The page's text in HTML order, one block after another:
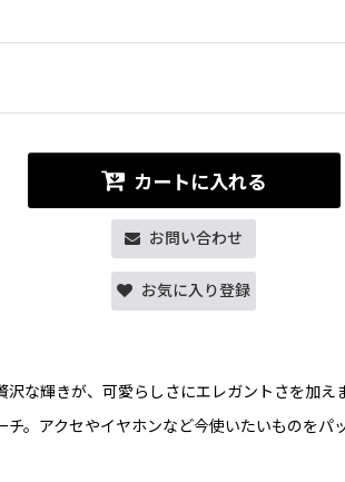
カートに入れる
お問い合わせ
お気に入り登録
な輝きが、可愛らしさにエレガントさを加え
。アクセやイヤホンなど今使いたいものをパ